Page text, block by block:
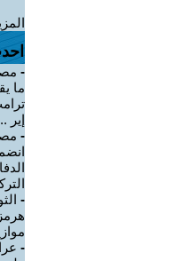
-
ما
إير
-
-
-